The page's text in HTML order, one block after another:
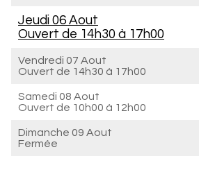
Jeudi 06 Aout
Ouvert de 14h30 à 17h00
Vendredi 07 Aout
Ouvert de 14h30 à 17h00
Samedi 08 Aout
Ouvert de 10h00 à 12h00
Dimanche 09 Aout
Fermée